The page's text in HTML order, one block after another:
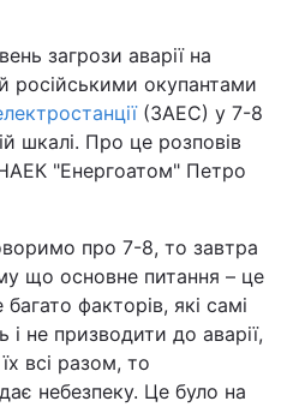
Політика
Світ
Наука
Туризм
Погода
загрози аварії на
російськими окупантами
(ЗАЕС) у 7-8
шкалі. Про це розповів
"Енергоатом" Петро
про 7-8, то завтра
що основне питання – це
факторів, які самі
і не призводити до аварії,
всі разом, то
небезпеку. Це було на